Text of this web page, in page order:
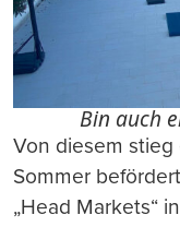
Bin auch
Von diesem stieg
Sommer
„Head Markets“